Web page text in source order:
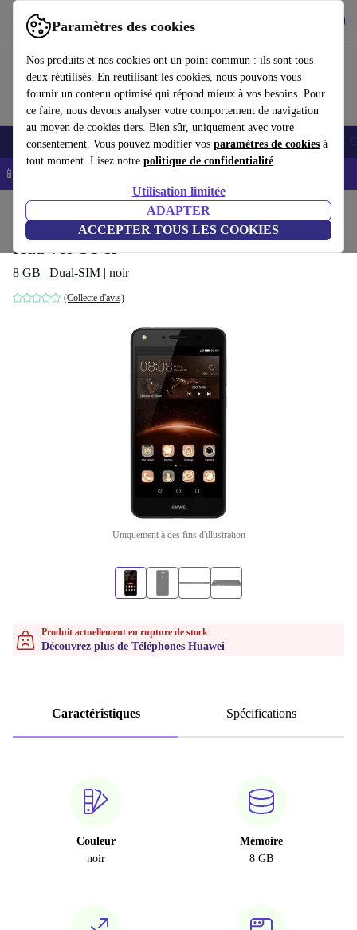
Paramètres des cookies
Nos produits et nos cookies ont un point commun : ils sont tous
deux réutilisés. En réutilisant les cookies, nous pouvons vous
fournir un contenu optimisé qui répond mieux à vos besoins. Pour
ce faire, nous devons analyser votre comportement de navigation
au moyen de cookies tiers. Bien sûr, uniquement avec votre
consentement. Vous pouvez modifier vos paramètres de cookies à
tout moment. Lisez notre politique de confidentialité.
Utilisation limitée
ADAPTER
ACCEPTER TOUS LES COOKIES
Utilisez refurbed rapidement et facilement
Smartphones Laptops Tablettes Montres connectées Accessoires
📱 -5% EXTRA sur les iPhones – Code : IPHONEDEAL -
Téléphones & Smartphones
Huawei Y5 II
8 GB | Dual-SIM | noir
(Collecte d'avis)
Uniquement à des fins d'illustration
Produit actuellement en rupture de stock
Découvrez plus de Téléphones Huawei
Caractéristiques Spécifications
Couleur
noir
Mémoire
8 GB